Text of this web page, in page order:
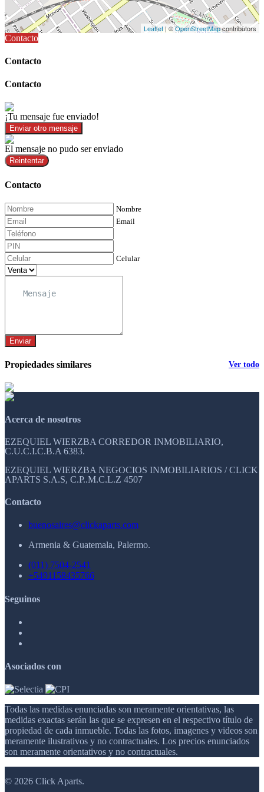
Leaflet | ©OpenStreetMapcontributors
Contacto
Contacto
Contacto
¡Tu mensaje fue enviado!
Enviar otro mensaje
El mensaje no pudo ser enviado
Reintentar
Contacto
Nombre
Email
Celular
Enviar
Propiedades similares Ver todo
Acerca de nosotros
EZEQUIEL WIERZBA CORREDOR INMOBILIARIO,
C.U.C.I.C.B.A 6383.
EZEQUIEL WIERZBA NEGOCIOS INMOBILIARIOS / CLICK
APARTS S.A.S, C.P..M.C.L.Z 4507
Contacto
buenosaires@clickaparts.com
Armenia & Guatemala, Palermo.
(011) 7504-2541
+5491158435766
Seguinos
Asociados con
Todas las medidas enunciadas son meramente orientativas, las
medidas exactas serán las que se expresen en el respectivo título de
propiedad de cada inmueble. Todas las fotos, imagenes y videos son
meramente ilustrativos y no contractuales. Los precios enunciados
son meramente orientativos y no contractuales.
© 2026 Click Aparts.